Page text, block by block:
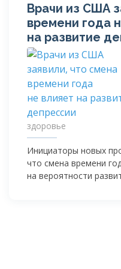
Врачи из США
времени года
на развитие
здоровье
Инициаторы новых
что смена времени
на вероятности